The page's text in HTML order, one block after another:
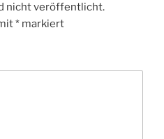
nicht veröffentlicht.
* markiert